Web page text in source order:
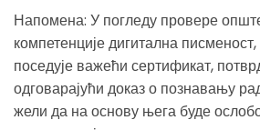
Напомена: У погледу провере
компетенције дигитална
поседује важећи сертификат,
одговарајући доказ о познавању
жели да на основу њега буде